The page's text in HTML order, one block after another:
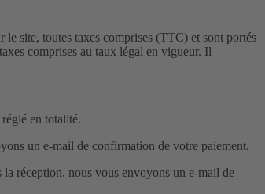
site, toutes taxes comprises (TTC) et sont portés
comprises au taux légal en vigueur. Il
en totalité.
un e-mail de confirmation de votre paiement.
réception, nous vous envoyons un e-mail de